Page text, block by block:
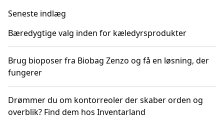
Seneste indlæg
Bæredygtige valg inden for kæledyrsprodukter
Brug bioposer fra Biobag Zenzo og få en løsning, der
fungerer
Drømmer du om kontorreoler der skaber orden og
overblik? Find dem hos Inventarland